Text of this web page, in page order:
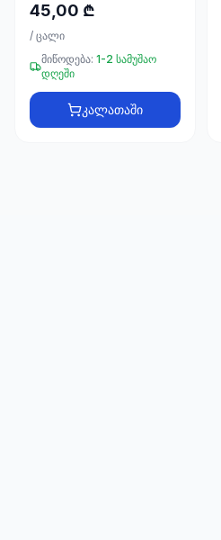
45,00 ₾
/ ცალი
მიწოდება: 1-2 სამუშაო
დღეში
კალათაში